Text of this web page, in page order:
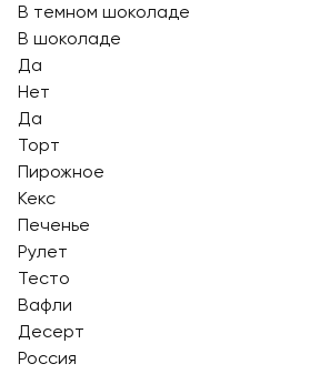
В темном шоколаде
В шоколаде
Да
Нет
Да
Торт
Пирожное
Кекс
Печенье
Рулет
Тесто
Вафли
Десерт
Россия